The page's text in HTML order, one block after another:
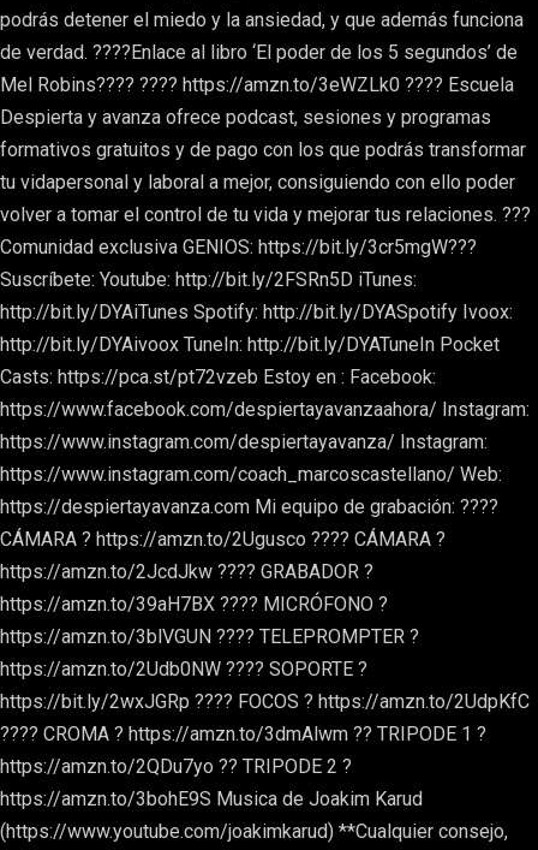
podrás detener el miedo y la ansiedad, y que además funciona
de verdad. ????Enlace al libro ‘El poder de los 5 segundos’ de
Mel Robins???? ???? https://amzn.to/3eWZLk0 ???? Escuela
Despierta y avanza ofrece podcast, sesiones y programas
formativos gratuitos y de pago con los que podrás transformar
tu vidapersonal y laboral a mejor, consiguiendo con ello poder
volver a tomar el control de tu vida y mejorar tus relaciones. ???
Comunidad exclusiva GENIOS: https://bit.ly/3cr5mgW???
Suscríbete: Youtube: http://bit.ly/2FSRn5D iTunes:
http://bit.ly/DYAiTunes Spotify: http://bit.ly/DYASpotify Ivoox:
http://bit.ly/DYAivoox TuneIn: http://bit.ly/DYATuneIn Pocket
Casts: https://pca.st/pt72vzeb Estoy en : Facebook:
https://www.facebook.com/despiertayavanzaahora/ Instagram:
https://www.instagram.com/despiertayavanza/ Instagram:
https://www.instagram.com/coach_marcoscastellano/ Web:
https://despiertayavanza.com Mi equipo de grabación: ????
CÁMARA ? https://amzn.to/2Ugusco ???? CÁMARA ?
https://amzn.to/2JcdJkw ???? GRABADOR ?
https://amzn.to/39aH7BX ???? MICRÓFONO ?
https://amzn.to/3blVGUN ???? TELEPROMPTER ?
https://amzn.to/2Udb0NW ???? SOPORTE ?
https://bit.ly/2wxJGRp ???? FOCOS ? https://amzn.to/2UdpKfC
???? CROMA ? https://amzn.to/3dmAlwm ?? TRIPODE 1 ?
https://amzn.to/2QDu7yo ?? TRIPODE 2 ?
https://amzn.to/3bohE9S Musica de Joakim Karud
(https://www.youtube.com/joakimkarud) **Cualquier consejo,